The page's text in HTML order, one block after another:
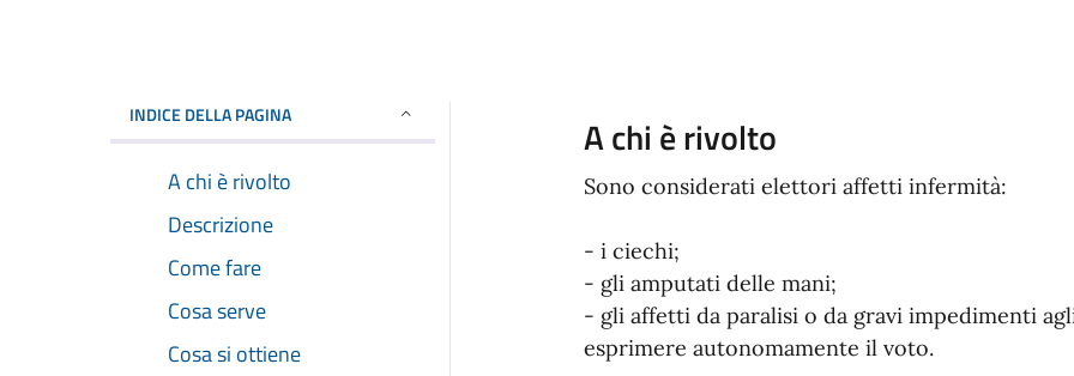
INDICE DELLA PAGINA
A chi è rivolto
Descrizione
Come fare
Cosa serve
Cosa si ottiene
A chi è rivolto
Sono considerati elettori affetti infermità:
- i ciechi;
- gli amputati delle mani;
- gli affetti da paralisi o da gravi impedimenti
esprimere autonomamente il voto.